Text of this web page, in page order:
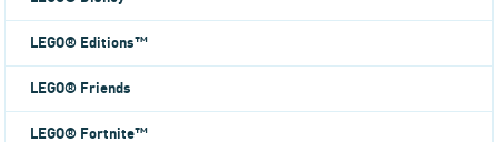
LEGO® Editions™
LEGO® Friends
LEGO® Fortnite™